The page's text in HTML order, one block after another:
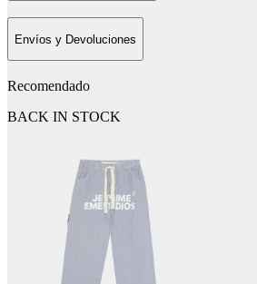
Envíos y Devoluciones
Recomendado
BACK IN STOCK